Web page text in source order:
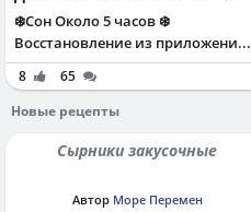
❄️Сон Около 5 часов ❄️
Восстановление из приложени...
8
65
Новые рецепты
Сырники закусочные
Автор Море Перемен